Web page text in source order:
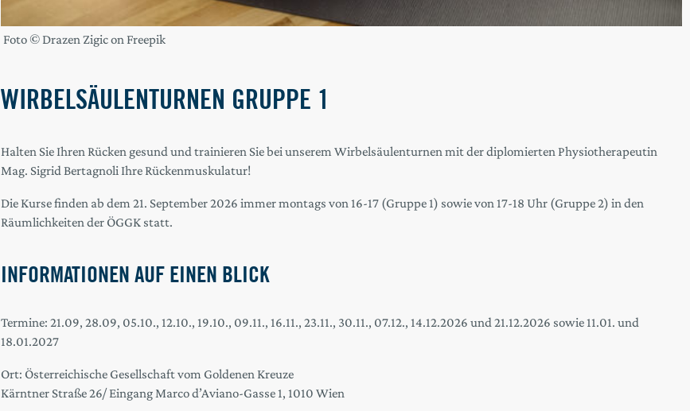
Foto © Drazen Zigic on Freepik
WIRBELSÄULENTURNEN GRUPPE 1
Halten Sie Ihren Rücken gesund und trainieren Sie bei unserem Wirbelsäulenturnen mit der diplomierten Physiotherapeutin
Mag. Sigrid Bertagnoli Ihre Rückenmuskulatur!
Die Kurse finden ab dem 21. September 2026 immer montags von 16-17 (Gruppe 1) sowie von 17-18 Uhr (Gruppe 2) in den
Räumlichkeiten der ÖGGK statt.
INFORMATIONEN AUF EINEN BLICK
Termine: 21.09, 28.09, 05.10., 12.10., 19.10., 09.11., 16.11., 23.11., 30.11., 07.12., 14.12.2026 und 21.12.2026 sowie 11.01. und
18.01.2027
Ort: Österreichische Gesellschaft vom Goldenen Kreuze
Kärntner Straße 26/ Eingang Marco d’Aviano-Gasse 1, 1010 Wien